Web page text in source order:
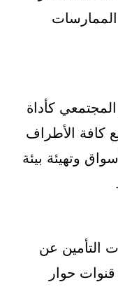
كأداة
كافة الأطراف
وتهيئة بيئة
التأمين عن
حوار